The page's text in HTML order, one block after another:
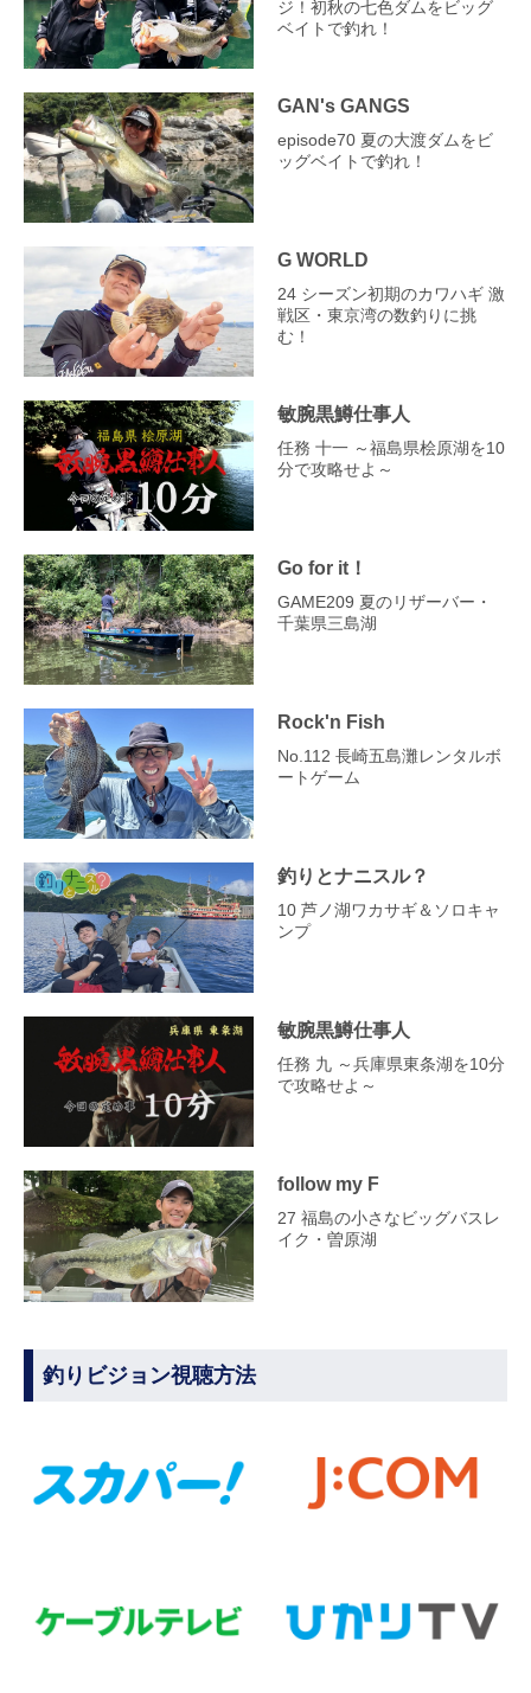
ジ！初秋の七色ダムをビッグ
ベイトで釣れ！
GAN's GANGS
episode70 夏の大渡ダムをビ
ッグベイトで釣れ！
G WORLD
24 シーズン初期のカワハギ 激
戦区・東京湾の数釣りに挑
む！
敏腕黒鱒仕事人
任務 十一 ～福島県桧原湖を10
分で攻略せよ～
Go for it！
GAME209 夏のリザーバー・
千葉県三島湖
Rock'n Fish
No.112 長崎五島灘レンタルボ
ートゲーム
釣りとナニスル？
10 芦ノ湖ワカサギ＆ソロキャ
ンプ
敏腕黒鱒仕事人
任務 九 ～兵庫県東条湖を10分
で攻略せよ～
follow my F
27 福島の小さなビッグバスレ
イク・曽原湖
釣りビジョン視聴方法